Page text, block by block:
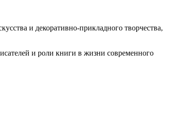
и декоративно-прикладного творчества,
и роли книги в жизни современного